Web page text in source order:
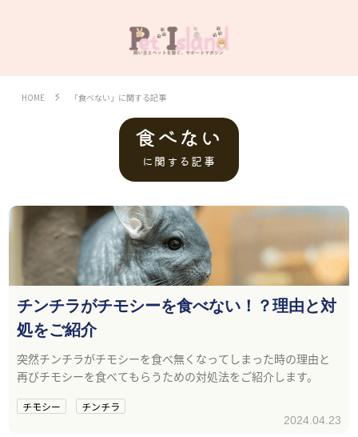
HOME 「食べない」に関する記事
食べない
に関する記事
チンチラがチモシーを食べない！？理由と対
処をご紹介
突然チンチラがチモシーを食べ無くなってしまった時の理由と
再びチモシーを食べてもらうための対処法をご紹介します。
チモシー チンチラ
2024.04.23